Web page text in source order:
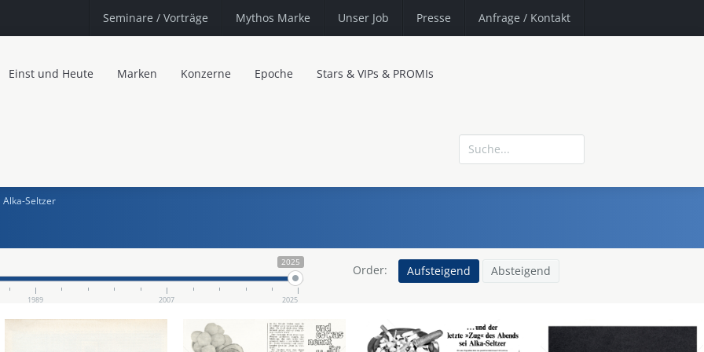
Seminare / Vorträge Mythos Marke Unser Job Presse Anfrage / Kontakt
Einst und Heute Marken Konzerne Epoche Stars & VIPs & PROMIs
Alka-Seltzer
2025
1989 2007 2025
Order: Aufsteigend Absteigend